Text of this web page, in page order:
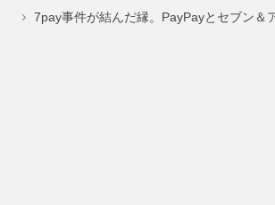
7pay事件が結んだ縁。PayPayとセブン＆